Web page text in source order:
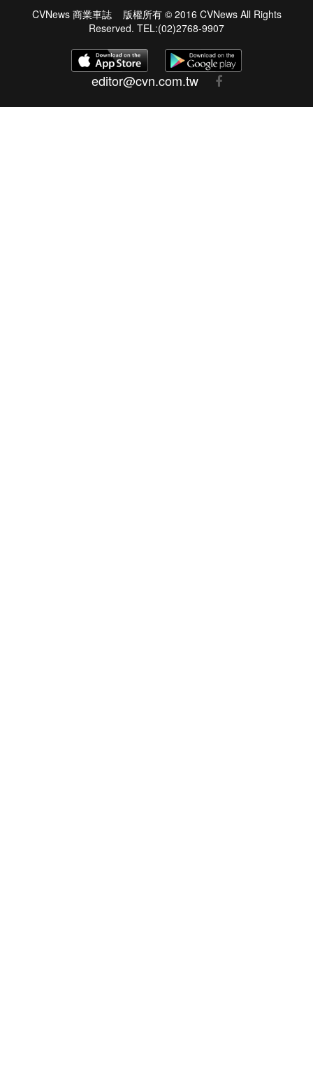
CVNews 商業車誌 版權所有 © 2016 CVNews All Rights
Reserved. TEL:(02)2768-9907
editor@cvn.com.tw